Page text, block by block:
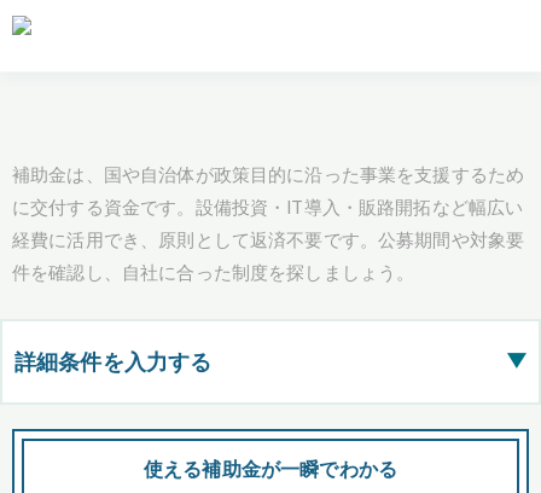
補助金は、国や自治体が政策目的に沿った事業を支援するため
に交付する資金です。設備投資・IT導入・販路開拓など幅広い
経費に活用でき、原則として返済不要です。公募期間や対象要
件を確認し、自社に合った制度を探しましょう。
詳細条件を入力する ▶
都道府県
使える補助金が一瞬でわかる